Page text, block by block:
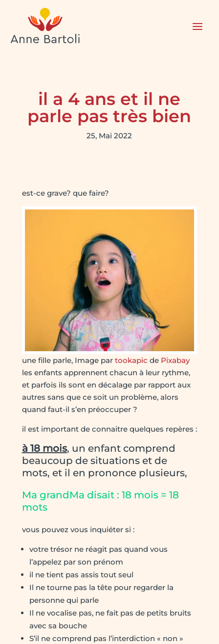
il a 4 ans et il ne
parle pas très bien
25, Mai 2022
est-ce grave? que faire?
une fille parle, Image par tookapic de Pixabay
les enfants apprennent chacun à leur rythme,
et parfois ils sont en décalage par rapport aux
autres sans que ce soit un problème, alors
quand faut-il s’en préoccuper ?
il est important de connaitre quelques repères :
à 18 mois, un enfant comprend
beaucoup de situations et de
mots, et il en prononce plusieurs,
Ma grandMa disait : 18 mois = 18
mots
vous pouvez vous inquiéter si :
votre trésor ne réagit pas quand vous
l’appelez par son prénom
il ne tient pas assis tout seul
Il ne tourne pas la tête pour regarder la
personne qui parle
Il ne vocalise pas, ne fait pas de petits bruits
avec sa bouche
S’il ne comprend pas l’interdiction « non »